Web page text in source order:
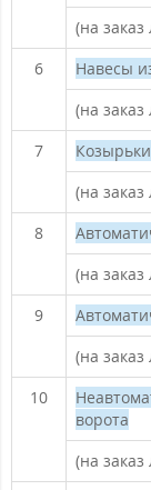
(на
6
Навесы
(на
7
(на
8
(на
9
(на
10
ворота
(на